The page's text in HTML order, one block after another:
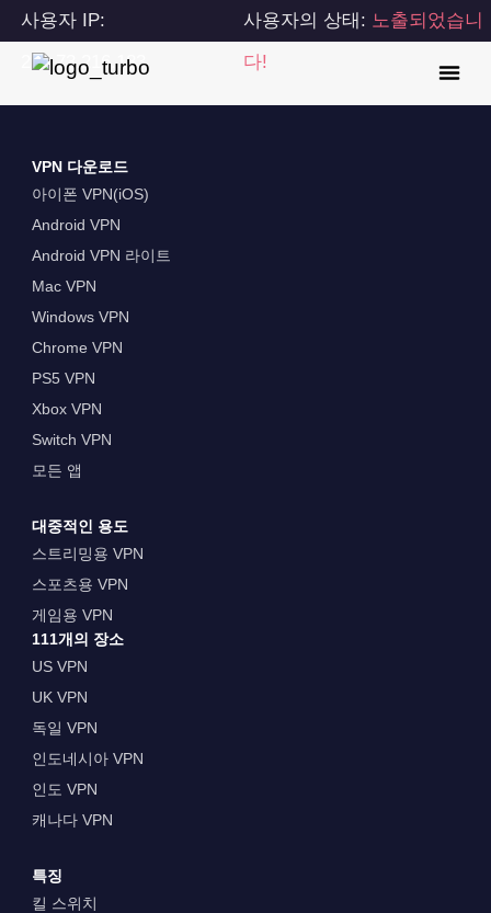
사용자 IP:
216.73.216.183
사용자의 상태: 노출되었습니
다!
VPN 다운로드
아이폰 VPN(iOS)
Android VPN
Android VPN 라이트
Mac VPN
Windows VPN
Chrome VPN
PS5 VPN
Xbox VPN
Switch VPN
모든 앱
대중적인 용도
스트리밍용 VPN
스포츠용 VPN
게임용 VPN
111개의 장소
US VPN
UK VPN
독일 VPN
인도네시아 VPN
인도 VPN
캐나다 VPN
특징
킬 스위치